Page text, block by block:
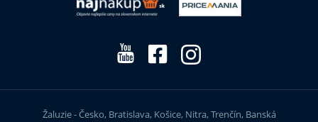
Žaluzie - Česko, Bratislava, Košice, Nitra, Trenčín, Banská